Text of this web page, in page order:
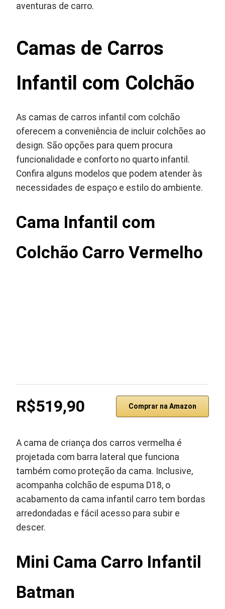
aventuras de carro.
Camas de Carros
Infantil com Colchão
As camas de carros infantil com colchão
oferecem a conveniência de incluir colchões ao
design. São opções para quem procura
funcionalidade e conforto no quarto infantil.
Confira alguns modelos que podem atender às
necessidades de espaço e estilo do ambiente.
Cama Infantil com
Colchão Carro Vermelho
R$519,90 Comprar na Amazon
A cama de criança dos carros vermelha é
projetada com barra lateral que funciona
também como proteção da cama. Inclusive,
acompanha colchão de espuma D18, o
acabamento da cama infantil carro tem bordas
arredondadas e fácil acesso para subir e
descer.
Mini Cama Carro Infantil
Batman